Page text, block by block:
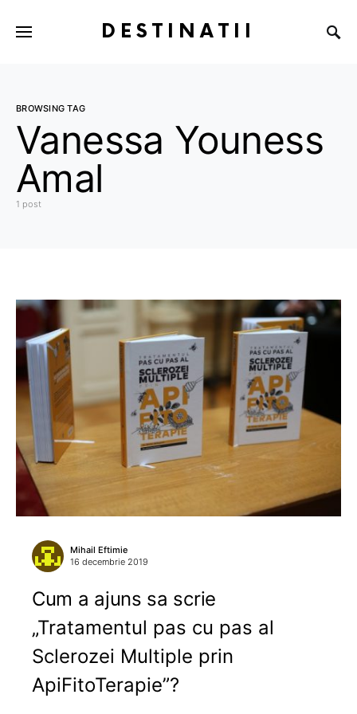
DESTINATII
BROWSING TAG
Vanessa Youness
Amal
1 post
Mihail Eftimie
16 decembrie 2019
Cum a ajuns sa scrie
„Tratamentul pas cu pas al
Sclerozei Multiple prin
ApiFitoTerapie”?